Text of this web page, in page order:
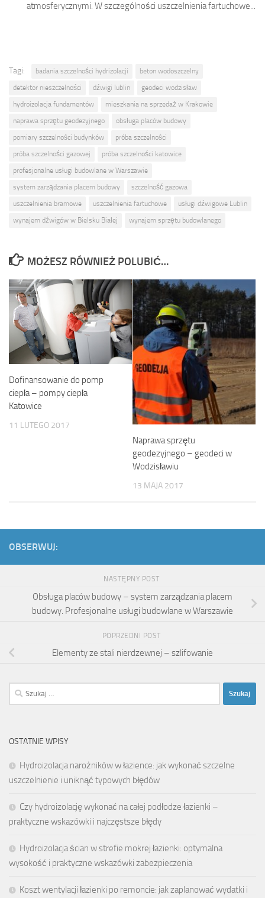
atmosferycznymi. W szczególności uszczelnienia fartuchowe...
Tagi: badania szczelności hydrizolacji
beton wodoszczelny
detektor nieszczelności
dźwigi lublin
geodeci wodzisław
hydroizolacja fundamentów
mieszkania na sprzedaż w Krakowie
naprawa sprzętu geodezyjnego
obsługa placów budowy
pomiary szczelności budynków
próba szczelności
próba szczelności gazowej
próba szczelności katowice
profesjonalne usługi budowlane w Warszawie
system zarządzania placem budowy
szczelność gazowa
uszczelnienia bramowe
uszczelnienia fartuchowe
usługi dźwigowe Lublin
wynajem dźwigów w Bielsku Białej
wynajem sprzętu budowlanego
MOŻESZ RÓWNIEŻ POLUBIĆ…
Dofinansowanie do pomp
ciepła – pompy ciepła
Katowice
11 LUTEGO 2017
Naprawa sprzętu
geodezyjnego – geodeci w
Wodzisławiu
13 MAJA 2017
OBSERWUJ:
NASTĘPNY POST
Obsługa placów budowy – system zarządzania placem
budowy. Profesjonalne usługi budowlane w Warszawie
POPRZEDNI POST
Elementy ze stali nierdzewnej – szlifowanie
Szukaj:
OSTATNIE WPISY
Hydroizolacja narożników w łazience: jak wykonać szczelne
uszczelnienie i uniknąć typowych błędów
Czy hydroizolację wykonać na całej podłodze łazienki –
praktyczne wskazówki i najczęstsze błędy
Hydroizolacja ścian w strefie mokrej łazienki: optymalna
wysokość i praktyczne wskazówki zabezpieczenia
Koszt wentylacji łazienki po remoncie: jak zaplanować wydatki i